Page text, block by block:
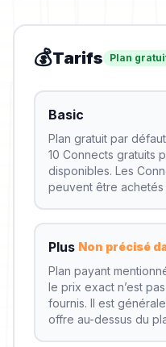
💰Tarifs Plan
Basic
Plan gratuit par
10 Connects gratuits
disponibles. Les
peuvent être achetés
Plus Non précisé
Plan payant
le prix exact n’est
fournis. Il est
offre au-dessus du